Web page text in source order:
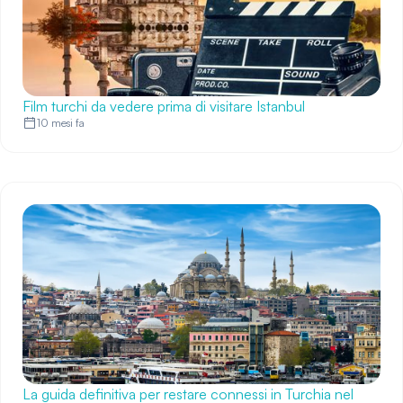
Film turchi da vedere prima di visitare Istanbul
10 mesi fa
La guida definitiva per restare connessi in Turchia nel